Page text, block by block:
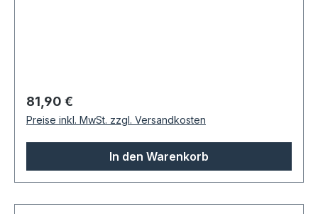
Regulärer Preis:
81,90 €
Preise inkl. MwSt. zzgl. Versandkosten
In den Warenkorb